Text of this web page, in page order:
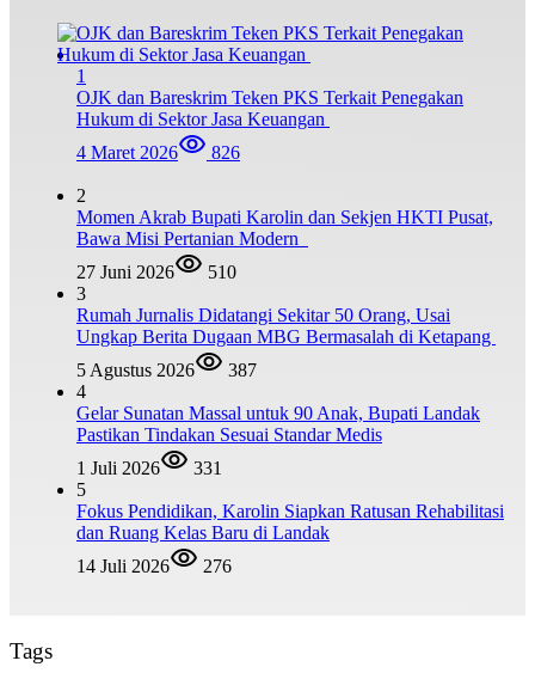
1
OJK dan Bareskrim Teken PKS Terkait Penegakan
Hukum di Sektor Jasa Keuangan
4 Maret 2026
826
2
Momen Akrab Bupati Karolin dan Sekjen HKTI Pusat,
Bawa Misi Pertanian Modern
27 Juni 2026
510
3
Rumah Jurnalis Didatangi Sekitar 50 Orang, Usai
Ungkap Berita Dugaan MBG Bermasalah di Ketapang
5 Agustus 2026
387
4
Gelar Sunatan Massal untuk 90 Anak, Bupati Landak
Pastikan Tindakan Sesuai Standar Medis
1 Juli 2026
331
5
Fokus Pendidikan, Karolin Siapkan Ratusan Rehabilitasi
dan Ruang Kelas Baru di Landak
14 Juli 2026
276
Tags